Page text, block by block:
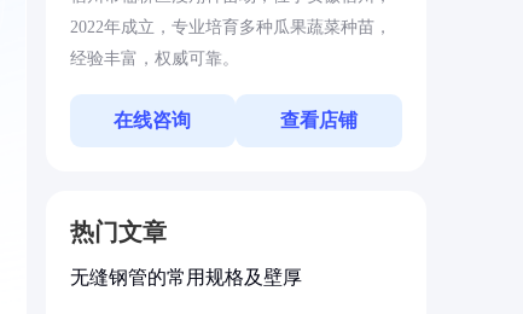
2022年成立，专业培育多种瓜果蔬菜种苗，
经验丰富，权威可靠。
在线咨询 查看店铺
热门文章
无缝钢管的常用规格及壁厚